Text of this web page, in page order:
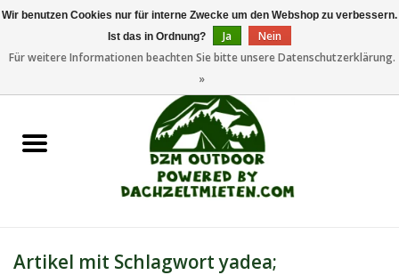
Dachzeltanhänger
Artikel mit Schlagwort yadea;
Wir benutzen Cookies nur für interne Zwecke um den Webshop zu verbessern.
Ist das in Ordnung?
Ja
Nein
Für weitere Informationen beachten Sie bitte unsere Datenschutzerklärung.
»